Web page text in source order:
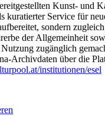
Kunst- und
kuratierter Service für
sondern
der Allgemeinheit
zugänglich
Archivdaten über die
institutionen/esel